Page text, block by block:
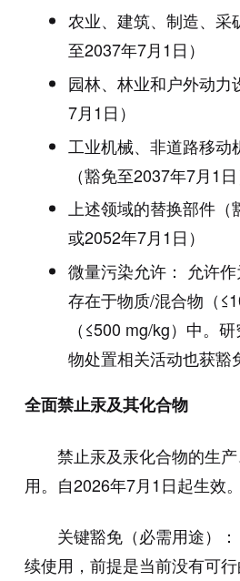
农业、建筑、制造、采
至2037年7月1日）
园林、林业和户外动力
7月1日）
工业机械、非道路移动
（豁免至2037年7月1日
上述领域的替换部件（
或2052年7月1日）
微量污染允许： 允许
存在于物质/混合物（
（≤500 mg/kg）中。
物处置相关活动也获豁
全面禁止汞及其化合物
禁止汞及汞化合物的生
用。自2026年7月1日起生效。
关键豁免（必需用途）
续使用，前提是当前没有可